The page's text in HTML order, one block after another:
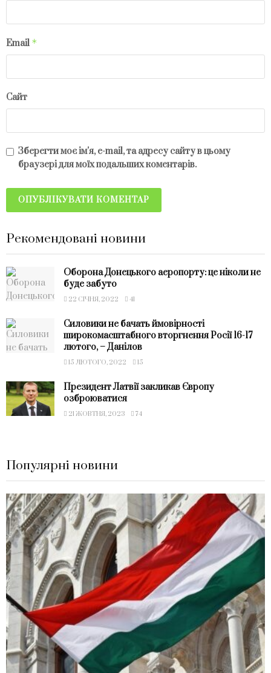
Email *
Сайт
Зберегти моє ім'я, e-mail, та адресу сайту в цьому
браузері для моїх подальших коментарів.
Рекомендовані новини
Оборона Донецького аеропорту: це ніколи не
буде забуто
22 СІЧНЯ, 2022 41
Силовики не бачать ймовірності
широкомасштабного вторгнення Росії 16-17
лютого, – Данілов
15 ЛЮТОГО, 2022 15
Президент Латвії закликав Європу
озброюватися
21 ЖОВТНЯ, 2023 74
Популярні новини